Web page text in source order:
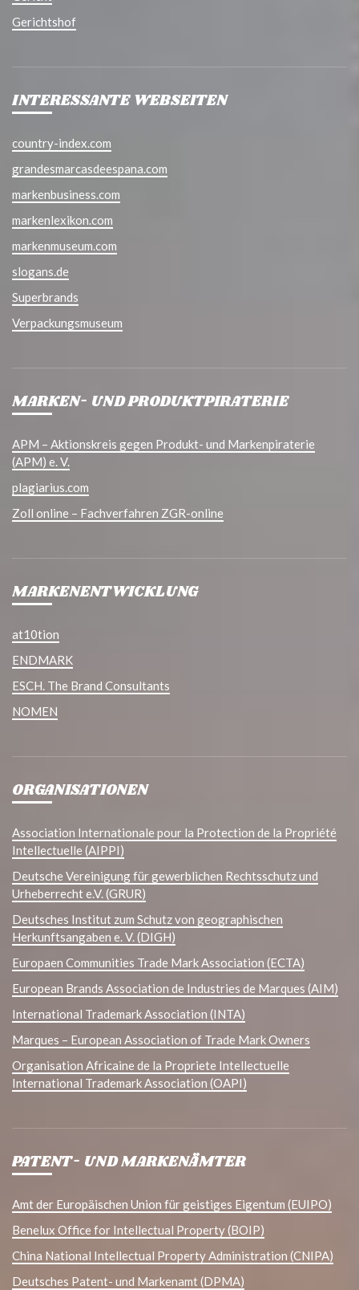
Gerichtshof
INTERESSANTE WEBSEITEN
country-index.com
grandesmarcasdeespana.com
markenbusiness.com
markenlexikon.com
markenmuseum.com
slogans.de
Superbrands
Verpackungsmuseum
MARKEN- UND PRODUKTPIRATERIE
APM – Aktionskreis gegen Produkt- und Markenpiraterie
(APM) e. V.
plagiarius.com
Zoll online – Fachverfahren ZGR-online
MARKENENTWICKLUNG
at10tion
ENDMARK
ESCH. The Brand Consultants
NOMEN
ORGANISATIONEN
Association Internationale pour la Protection de la Propriété
Intellectuelle (AIPPI)
Deutsche Vereinigung für gewerblichen Rechtsschutz und
Urheberrecht e.V. (GRUR)
Deutsches Institut zum Schutz von geographischen
Herkunftsangaben e. V. (DIGH)
Europaen Communities Trade Mark Association (ECTA)
European Brands Association de Industries de Marques (AIM)
International Trademark Association (INTA)
Marques – European Association of Trade Mark Owners
Organisation Africaine de la Propriete Intellectuelle
International Trademark Association (OAPI)
PATENT- UND MARKENÄMTER
Amt der Europäischen Union für geistiges Eigentum (EUIPO)
Benelux Office for Intellectual Property (BOIP)
China National Intellectual Property Administration (CNIPA)
Deutsches Patent- und Markenamt (DPMA)